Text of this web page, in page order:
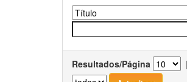
Resultados/Página |